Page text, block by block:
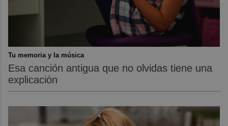
Tu memoria y la música
Esa canción antigua que no olvidas tiene una
explicación